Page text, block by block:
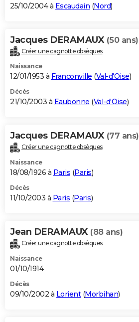
25/10/2004 à Escaudain (Nord)
Jacques DERAMAUX (50 ans)
Créer une cagnotte obsèques
Naissance
12/01/1953 à Franconville (Val-d'Oise)
Décès
21/10/2003 à Eaubonne (Val-d'Oise)
Jacques DERAMAUX (77 ans)
Créer une cagnotte obsèques
Naissance
18/08/1926 à Paris (Paris)
Décès
11/10/2003 à Paris (Paris)
Jean DERAMAUX (88 ans)
Créer une cagnotte obsèques
Naissance
01/10/1914
Décès
09/10/2002 à Lorient(Morbihan)